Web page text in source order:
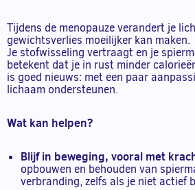
Tijdens de menopauze verandert je
gewichtsverlies moeilijker kan maken.
Je stofwisseling vertraagt en je
betekent dat je in rust minder
is goed nieuws: met een paar
lichaam ondersteunen.
Wat kan helpen?
Blijf in beweging, vooral met
opbouwen en behouden van
verbranding, zelfs als je niet actief